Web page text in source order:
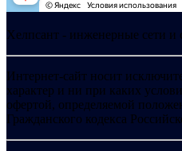
Хелпсант - инженерные сети и
Интернет-сайт носит
характер и ни при каких
офертой, определяемой
Гражданского кодекса